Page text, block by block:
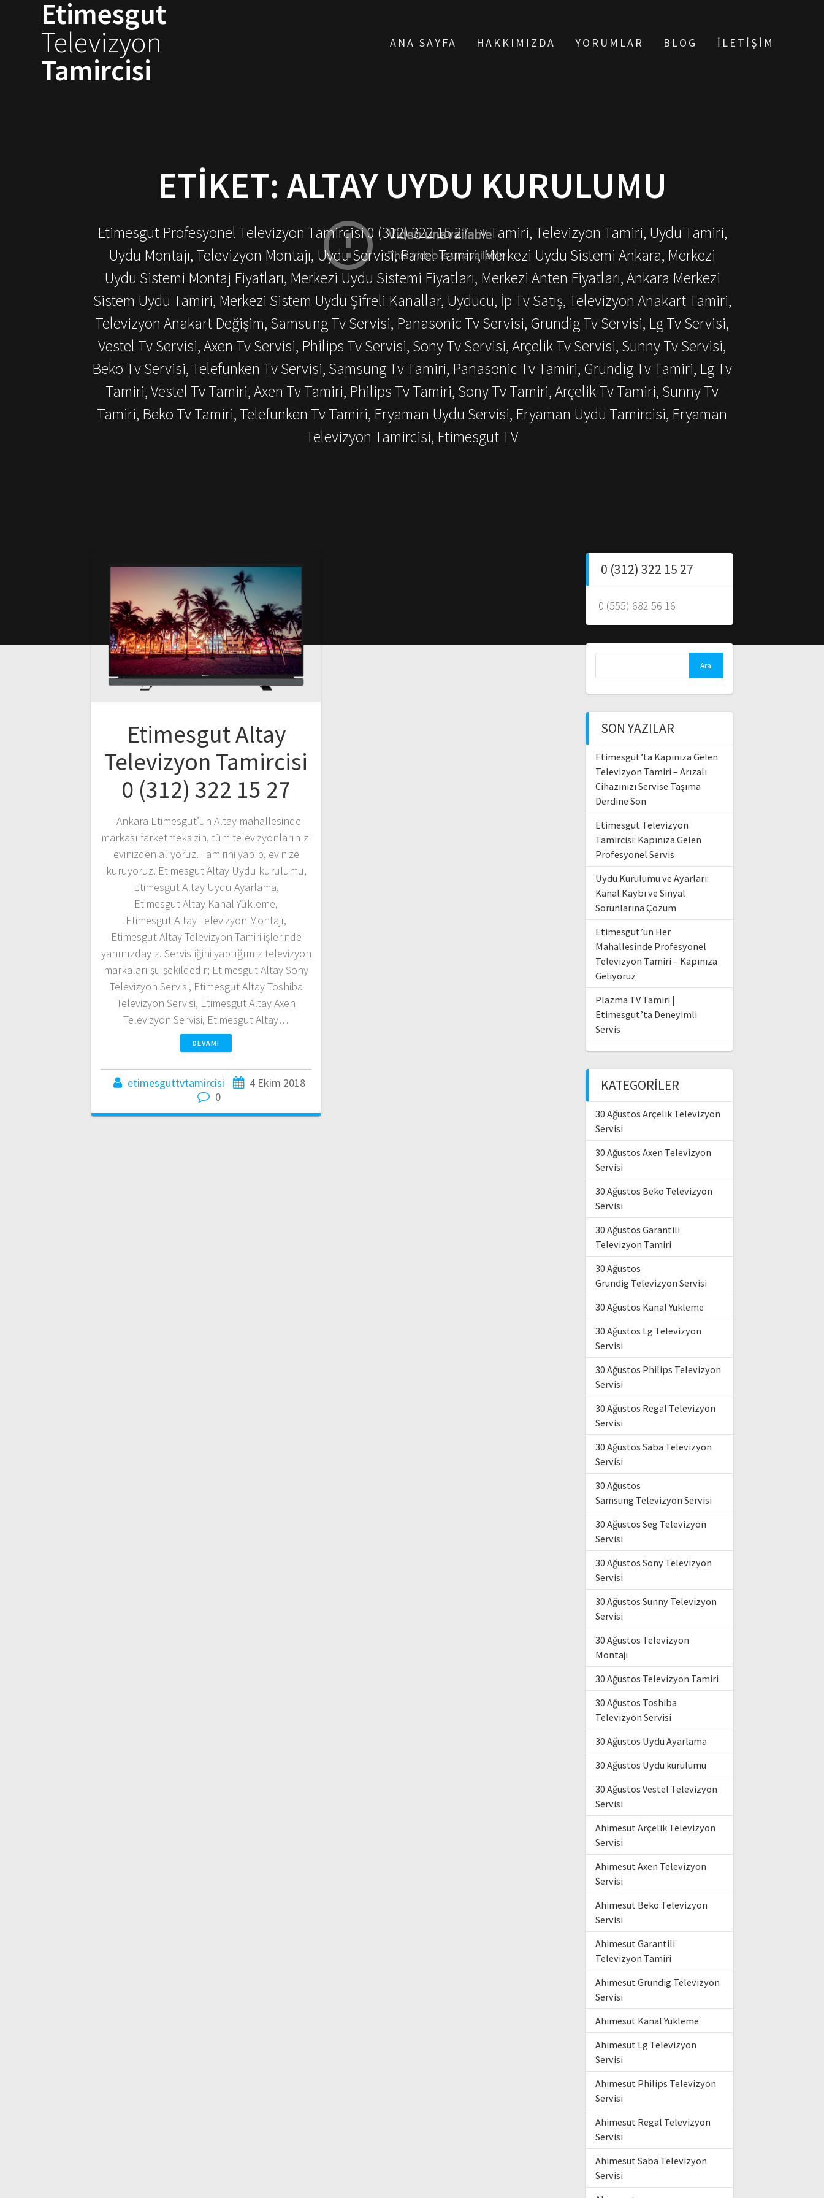
Etimesgut
Televizyon
Tamircisi
ANA SAYFA HAKKIMIZDA YORUMLAR BLOG İLETIŞIM
ETIKET: ALTAY UYDU KURULUMU
Etimesgut Profesyonel Televizyon Tamircisi 0 (312) 322 15 27 Tv Tamiri, Televizyon Tamiri, Uydu Tamiri,
Uydu Montajı, Televizyon Montajı, Uydu Servisi, Panel Tamiri, Merkezi Uydu Sistemi Ankara, Merkezi
Uydu Sistemi Montaj Fiyatları, Merkezi Uydu Sistemi Fiyatları, Merkezi Anten Fiyatları, Ankara Merkezi
Sistem Uydu Tamiri, Merkezi Sistem Uydu Şifreli Kanallar, Uyducu, İp Tv Satış, Televizyon Anakart Tamiri,
Televizyon Anakart Değişim, Samsung Tv Servisi, Panasonic Tv Servisi, Grundig Tv Servisi, Lg Tv Servisi,
Vestel Tv Servisi, Axen Tv Servisi, Philips Tv Servisi, Sony Tv Servisi, Arçelik Tv Servisi, Sunny Tv Servisi,
Beko Tv Servisi, Telefunken Tv Servisi, Samsung Tv Tamiri, Panasonic Tv Tamiri, Grundig Tv Tamiri, Lg Tv
Tamiri, Vestel Tv Tamiri, Axen Tv Tamiri, Philips Tv Tamiri, Sony Tv Tamiri, Arçelik Tv Tamiri, Sunny Tv
Tamiri, Beko Tv Tamiri, Telefunken Tv Tamiri, Eryaman Uydu Servisi, Eryaman Uydu Tamircisi, Eryaman
Televizyon Tamircisi, Etimesgut TV
Etimesgut Altay
Televizyon Tamircisi
0 (312) 322 15 27
Ankara Etimesgut’un Altay mahallesinde
markası farketmeksizin, tüm televizyonlarınızı
evinizden alıyoruz. Tamirini yapıp, evinize
kuruyoruz. Etimesgut Altay Uydu kurulumu,
Etimesgut Altay Uydu Ayarlama,
Etimesgut Altay Kanal Yükleme,
Etimesgut Altay Televizyon Montajı,
Etimesgut Altay Televizyon Tamiri işlerinde
yanınızdayız. Servisliğini yaptığımız televizyon
markaları şu şekildedir; Etimesgut Altay Sony
Televizyon Servisi, Etimesgut Altay Toshiba
Televizyon Servisi, Etimesgut Altay Axen
Televizyon Servisi, Etimesgut Altay…
DEVAMI
etimesguttvtamircisi
4 Ekim 2018
0
0 (312) 322 15 27
0 (555) 682 56 16
SON YAZILAR
Etimesgut’ta Kapınıza Gelen
Televizyon Tamiri – Arızalı
Cihazınızı Servise Taşıma
Derdine Son
Etimesgut Televizyon
Tamircisi: Kapınıza Gelen
Profesyonel Servis
Uydu Kurulumu ve Ayarları:
Kanal Kaybı ve Sinyal
Sorunlarına Çözüm
Etimesgut’un Her
Mahallesinde Profesyonel
Televizyon Tamiri – Kapınıza
Geliyoruz
Plazma TV Tamiri |
Etimesgut’ta Deneyimli
Servis
KATEGORILER
30 Ağustos Arçelik Televizyon
Servisi
30 Ağustos Axen Televizyon
Servisi
30 Ağustos Beko Televizyon
Servisi
30 Ağustos Garantili
Televizyon Tamiri
30 Ağustos
Grundig Televizyon Servisi
30 Ağustos Kanal Yükleme
30 Ağustos Lg Televizyon
Servisi
30 Ağustos Philips Televizyon
Servisi
30 Ağustos Regal Televizyon
Servisi
30 Ağustos Saba Televizyon
Servisi
30 Ağustos
Samsung Televizyon Servisi
30 Ağustos Seg Televizyon
Servisi
30 Ağustos Sony Televizyon
Servisi
30 Ağustos Sunny Televizyon
Servisi
30 Ağustos Televizyon
Montajı
30 Ağustos Televizyon Tamiri
30 Ağustos Toshiba
Televizyon Servisi
30 Ağustos Uydu Ayarlama
30 Ağustos Uydu kurulumu
30 Ağustos Vestel Televizyon
Servisi
Ahimesut Arçelik Televizyon
Servisi
Ahimesut Axen Televizyon
Servisi
Ahimesut Beko Televizyon
Servisi
Ahimesut Garantili
Televizyon Tamiri
Ahimesut Grundig Televizyon
Servisi
Ahimesut Kanal Yükleme
Ahimesut Lg Televizyon
Servisi
Ahimesut Philips Televizyon
Servisi
Ahimesut Regal Televizyon
Servisi
Ahimesut Saba Televizyon
Servisi